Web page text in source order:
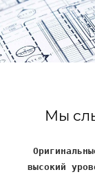
Мы
высокий